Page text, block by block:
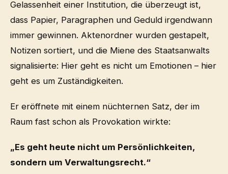
Gelassenheit einer Institution, die überzeugt ist,
dass Papier, Paragraphen und Geduld irgendwann
immer gewinnen. Aktenordner wurden gestapelt,
Notizen sortiert, und die Miene des Staatsanwalts
signalisierte: Hier geht es nicht um Emotionen – hier
geht es um Zuständigkeiten.
Er eröffnete mit einem nüchternen Satz, der im
Raum fast schon als Provokation wirkte:
„Es geht heute nicht um Persönlichkeiten,
sondern um Verwaltungsrecht.“